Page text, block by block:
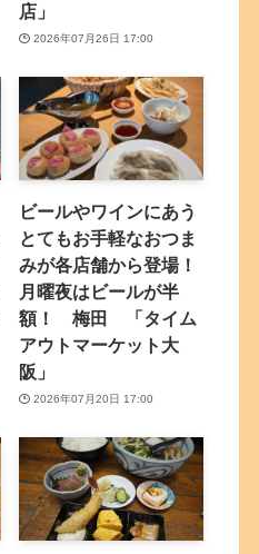
店」
2026年07月26日 17:00
ビールやワインにあう
とてもお手軽なおつま
みが各店舗から登場！
月曜夜はビールが半
額！ 梅田 「タイム
アウトマーケット大
阪」
2026年07月20日 17:00